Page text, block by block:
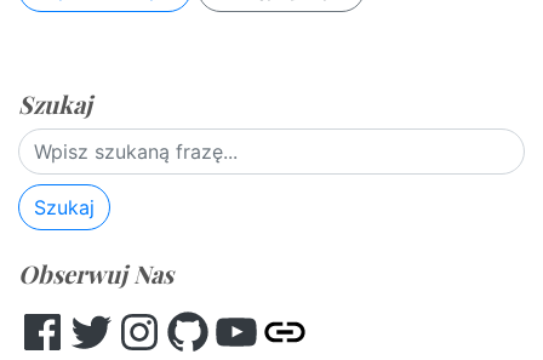
Szukaj
Szukaj
Obserwuj Nas
Facebook
TwitterInstagram
GitHubYouTube
Other